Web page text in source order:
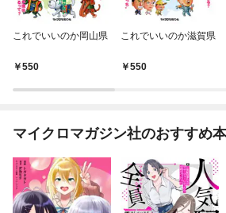
これでいいのか岡山県
550
これでいいのか滋賀県
550
マイクロマガジン社のおすすめ本